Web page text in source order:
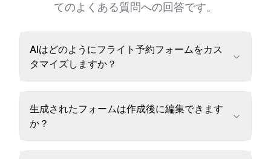
てのよくある質問への回答です。
AIはどのようにフライト予約フォームをカス
タマイズしますか？
生成されたフォームは作成後に編集できます
か？